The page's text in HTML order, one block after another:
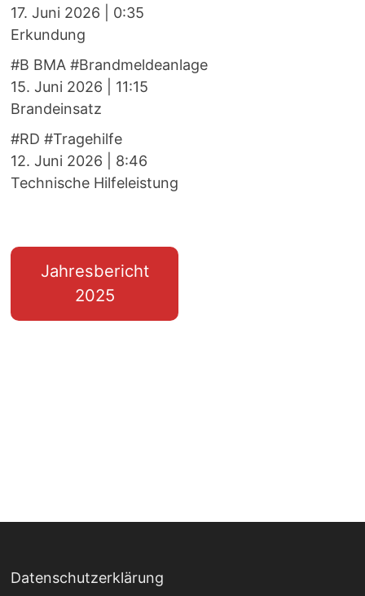
17. Juni 2026
0:35
Erkundung
#B BMA #Brandmeldeanlage
15. Juni 2026
11:15
Brandeinsatz
#RD #Tragehilfe
12. Juni 2026
8:46
Technische Hilfeleistung
Jahresbericht
2025
Datenschutzerklärung